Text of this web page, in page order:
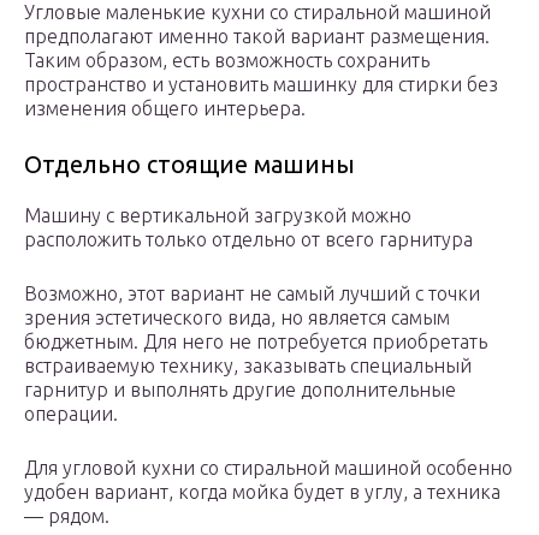
Угловые маленькие кухни со стиральной машиной
предполагают именно такой вариант размещения.
Таким образом, есть возможность сохранить
пространство и установить машинку для стирки без
изменения общего интерьера.
Отдельно стоящие машины
Машину с вертикальной загрузкой можно
расположить только отдельно от всего гарнитура
Возможно, этот вариант не самый лучший с точки
зрения эстетического вида, но является самым
бюджетным. Для него не потребуется приобретать
встраиваемую технику, заказывать специальный
гарнитур и выполнять другие дополнительные
операции.
Для угловой кухни со стиральной машиной особенно
удобен вариант, когда мойка будет в углу, а техника
— рядом.